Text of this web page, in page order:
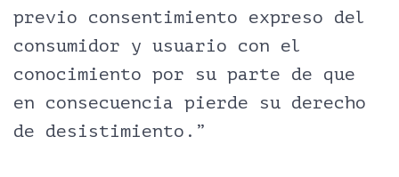
previo consentimiento expreso del
consumidor y usuario con el
conocimiento por su parte de que
en consecuencia pierde su derecho
de desistimiento.”